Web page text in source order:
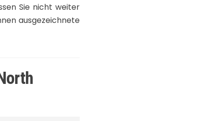
Sie nicht weiter
ausgezeichnete